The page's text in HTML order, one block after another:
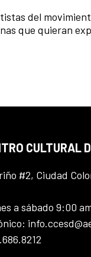
del
que quieran
CULTURAL
#2, Ciudad
a sábado 9:00